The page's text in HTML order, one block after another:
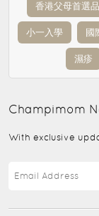
香港父母首選
小一入學 國
濕疹
Champimom
With exclusive